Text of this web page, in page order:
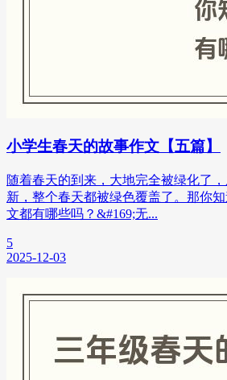
小学生春天的故事作文【五篇】
随着春天的到来，大地完全被绿化了
新，整个春天都被绿色覆盖了。那你
文都有哪些吗？&#169;无...
5
2025-12-03